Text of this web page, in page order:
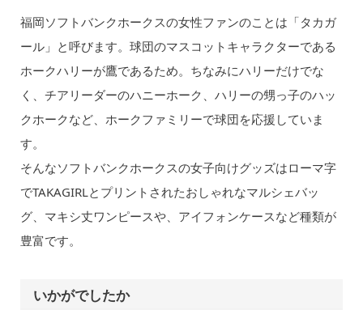
福岡ソフトバンクホークスの女性ファンのことは「タカガ
ール」と呼びます。球団のマスコットキャラクターである
ホークハリーが鷹であるため。ちなみにハリーだけでな
く、チアリーダーのハニーホーク、ハリーの甥っ子のハッ
クホークなど、ホークファミリーで球団を応援していま
す。
そんなソフトバンクホークスの女子向けグッズはローマ字
でTAKAGIRLとプリントされたおしゃれなマルシェバッ
グ、マキシ丈ワンピースや、アイフォンケースなど種類が
豊富です。
いかがでしたか